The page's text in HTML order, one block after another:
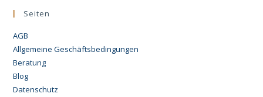
Seiten
AGB
Allgemeine Geschäftsbedingungen
Beratung
Blog
Datenschutz